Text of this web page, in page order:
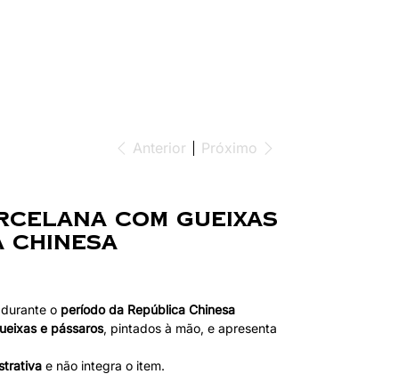
Anterior Próximo
com Gueixas
Chinesa
o período da República Chinesa
e pássaros, pintados à mão, e apresenta
e não integra o item.